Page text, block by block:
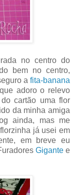
no centro do
bem no centro,
a fita-banana
adoro o relevo
cartão uma flor
da minha amiga
ainda, mas me
já usei em
em breve eu
Gigantee